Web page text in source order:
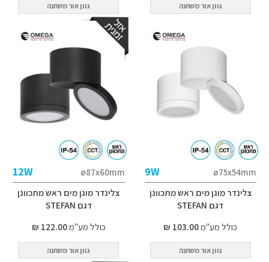
גוון אור משתנה גוון אור משתנה
ø75x54mm
9W
צלינדר מוגן מים ראש מתכוונן
דגם STEFAN
כולל מע"מ103.00 ₪
גוון אור משתנה
ø87x60mm
12W
צלינדר מוגן מים ראש מתכוונן
דגם STEFAN
כולל מע"מ122.00 ₪
גוון אור משתנה